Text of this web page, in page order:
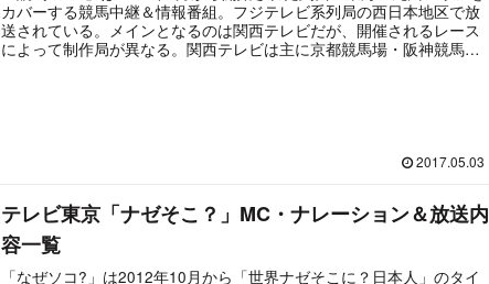
カバーする競馬中継＆情報番組。フジテレビ系列局の西日本地区で放
送されている。メインとなるのは関西テレビだが、開催されるレース
によって制作局が異なる。関西テレビは主に京都競馬場・阪神競馬場
2017.05.03
テレビ東京「ナゼそこ？」MC・ナレーション＆放送内
容一覧
「なぜソコ?」は2012年10月から「世界ナゼそこに？日本人」のタイ